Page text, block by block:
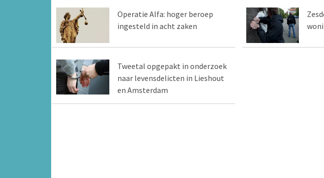
Operatie Alfa: hoger beroep
ingesteld in acht zaken
Tweetal opgepakt in onderzoek
naar levensdelicten in Lieshout
en Amsterdam